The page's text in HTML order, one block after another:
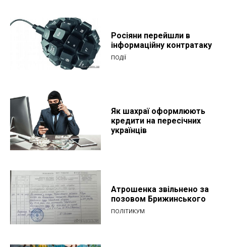
Росіяни перейшли в
інформаційну контратаку
ПОДІЇ
Як шахраї оформлюють
кредити на пересічних
українців
Атрошенка звільнено за
позовом Брижинського
ПОЛІТИКУМ